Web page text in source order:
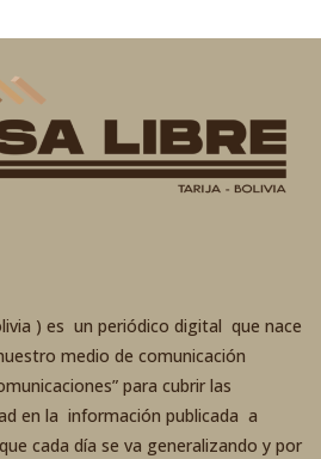
) es un periódico digital que nace
medio de comunicación
para cubrir las
en la información publicada a
cada día se va generalizando y por